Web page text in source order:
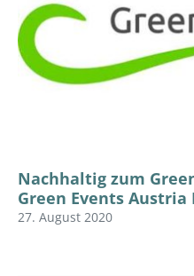
Nachhaltig zum
Green Events Austria
27. August 2020